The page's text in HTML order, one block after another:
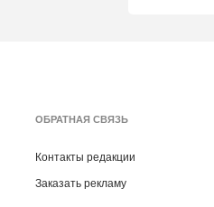
ОБРАТНАЯ СВЯЗЬ
Контакты редакции
Заказать рекламу